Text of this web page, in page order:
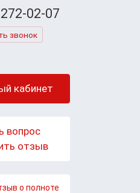
02-07
звонок
кабинет
вопрос
отзыв
о полноте